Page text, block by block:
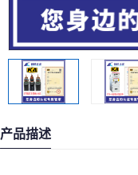
产品描述